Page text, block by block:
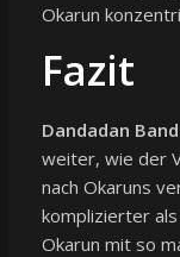
Okarun
Fazit
Dandadan
weiter, wie der
nach Okaruns
komplizierter
Okarun mit so